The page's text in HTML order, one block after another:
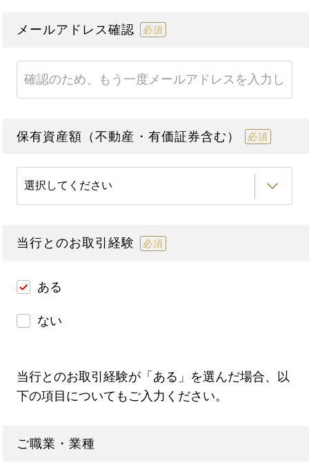
メールアドレス確認 必須
保有資産額（不動産・有価証券含む） 必須
当行とのお取引経験 必須
ある
ない
当行とのお取引経験が「ある」を選んだ場合、以
下の項目についてもご入力ください。
ご職業・業種